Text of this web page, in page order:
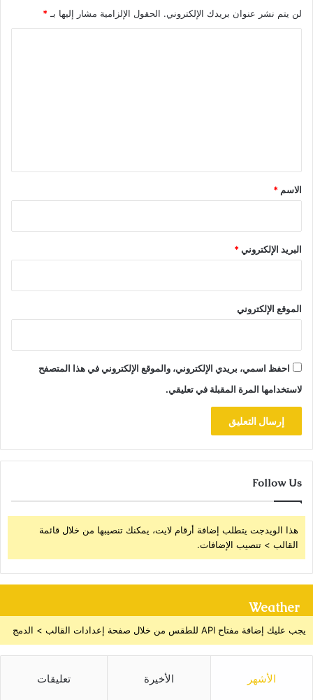
لن يتم نشر عنوان بريدك الإلكتروني. الحقول الإلزامية مشار إليها بـ*
*
الاسم *
البريد الإلكتروني*
الموقع الإلكتروني
احفظ اسمي، بريدي الإلكتروني، والموقع الإلكتروني في هذا المتصفح
لاستخدامها المرة المقبلة في تعليقي.
Follow Us
هذا الويدجت يتطلب إضافة أرقام لايت، يمكنك تنصيبها من خلال قائمة
القالب > تنصيب الإضافات.
Weather
يجب عليك إضافة مفتاح API للطقس من خلال صفحة إعدادات القالب > الدمج
الأشهر الأخيرة تعليقات